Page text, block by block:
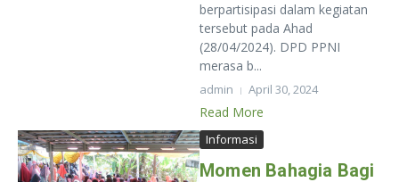
berpartisipasi dalam kegiatan
tersebut pada Ahad
(28/04/2024). DPD PPNI
merasa b...
admin April 30, 2024
Read More
Informasi
Momen Bahagia Bagi